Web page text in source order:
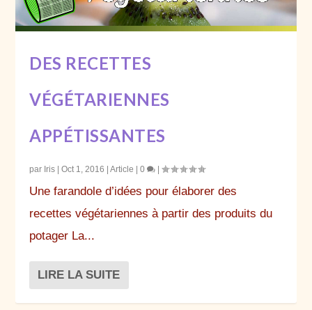
DES RECETTES
VÉGÉTARIENNES
APPÉTISSANTES
par Iris |Oct 1, 2016 |Article |0 |
Une farandole d’idées pour élaborer des
recettes végétariennes à partir des produits du
potager La...
LIRE LA SUITE